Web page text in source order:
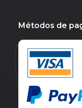
Métodos de